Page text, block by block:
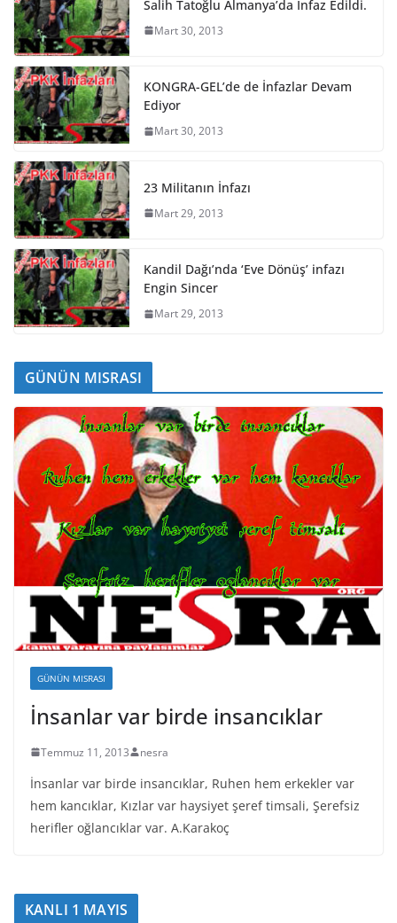
Salih Tatoğlu Almanya’da İnfaz Edildi.
Mart 30, 2013
KONGRA-GEL’de de İnfazlar Devam
Ediyor
Mart 30, 2013
23 Militanın İnfazı
Mart 29, 2013
Kandil Dağı’nda ‘Eve Dönüş’ infazı
Engin Sincer
Mart 29, 2013
GÜNÜN MISRASI
GÜNÜN MISRASI
İnsanlar var birde insancıklar
Temmuz 11, 2013 nesra
İnsanlar var birde insancıklar, Ruhen hem erkekler var
hem kancıklar, Kızlar var haysiyet şeref timsali, Şerefsiz
herifler oğlancıklar var. A.Karakoç
KANLI 1 MAYIS